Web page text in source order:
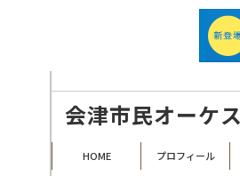
会津市民オーケ
HOME プロフィール